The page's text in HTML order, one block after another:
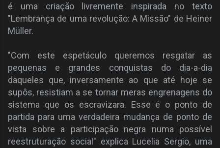
é uma criação livremente inspirada no texto
"Lembrança de uma revolução: A Missão" de Heiner
Müller.
"Com este espetáculo queremos resgatar as
pequenas e grandes conquistas do dia-a-dia
daqueles que, inversamente ao que até hoje se
supôs, resistiam a se tornar meras engrenagens do
sistema que os escravizara. Esse é o ponto de
partida para uma verdadeira mudança de ponto de
vista sobre a participação negra numa possível
reestruturação social" explica Lucelia Sergio, uma